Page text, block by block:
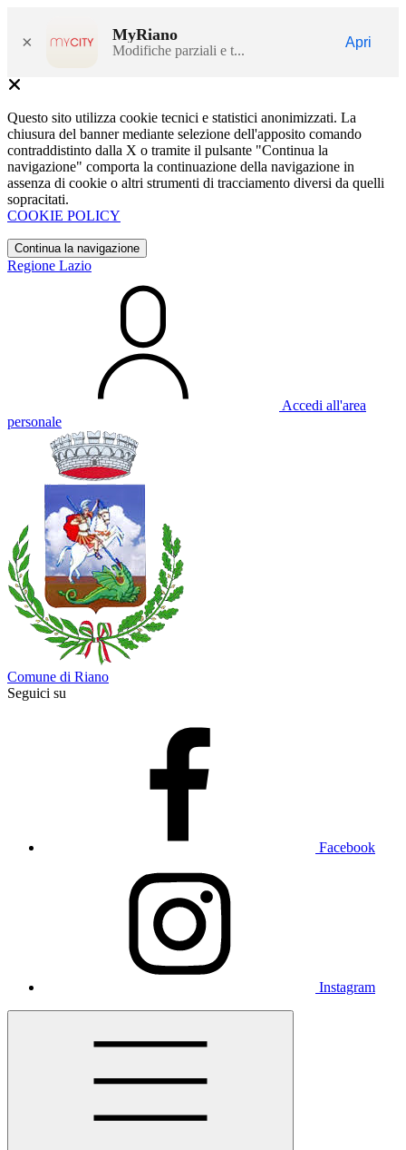
× MyRiano
Modifiche parziali e t...
Apri
Questo sito utilizza cookie tecnici e statistici anonimizzati. La
chiusura del banner mediante selezione dell'apposito comando
contraddistinto dalla X o tramite il pulsante "Continua la
navigazione" comporta la continuazione della navigazione in
assenza di cookie o altri strumenti di tracciamento diversi da quelli
sopracitati.
COOKIE POLICY
Continua la navigazione
Regione Lazio
Accedi all'area
personale
Comune di Riano
Seguici su
Facebook
Instagram